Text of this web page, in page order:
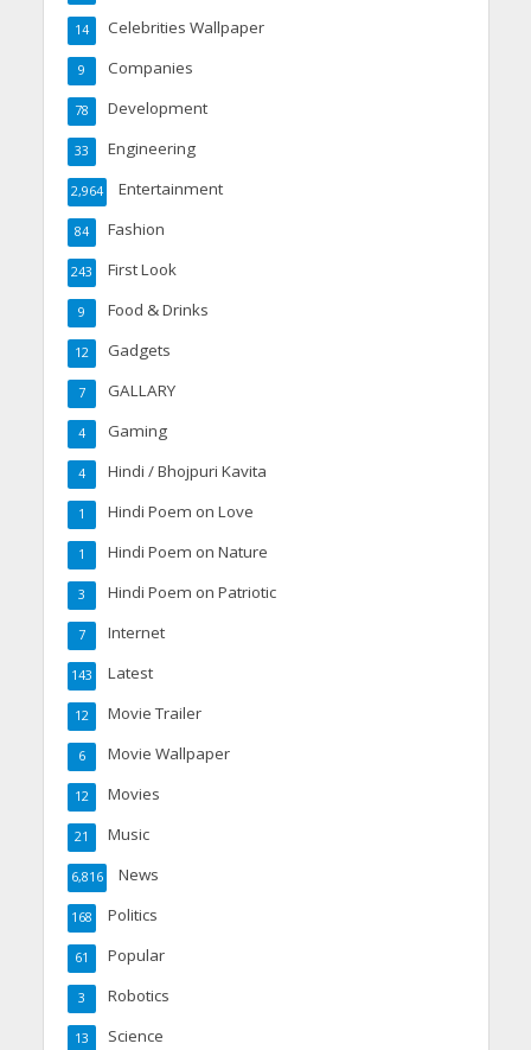
Celebrities Wallpaper
14
Companies
9
Development
78
Engineering
33
Entertainment
2,964
Fashion
84
First Look
243
Food & Drinks
9
Gadgets
12
GALLARY
7
Gaming
4
Hindi / Bhojpuri Kavita
4
Hindi Poem on Love
1
Hindi Poem on Nature
1
Hindi Poem on Patriotic
3
Internet
7
Latest
143
Movie Trailer
12
Movie Wallpaper
6
Movies
12
Music
21
News
6,816
Politics
168
Popular
61
Robotics
3
Science
13